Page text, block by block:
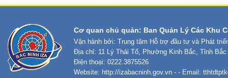
Cơ quan chủ quản: Ban Quản Lý Các Khu
Vận hành bởi: Trung tâm Hỗ trợ đầu tư và Phát
Địa chỉ: 11 Lý Thái Tổ, Phường Kinh Bắc, Tỉnh Bắc
Điện thoại: 0222.3875526
Website: http://izabacninh.gov.vn - - Email: